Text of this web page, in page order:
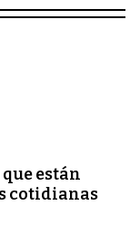
están
cotidianas